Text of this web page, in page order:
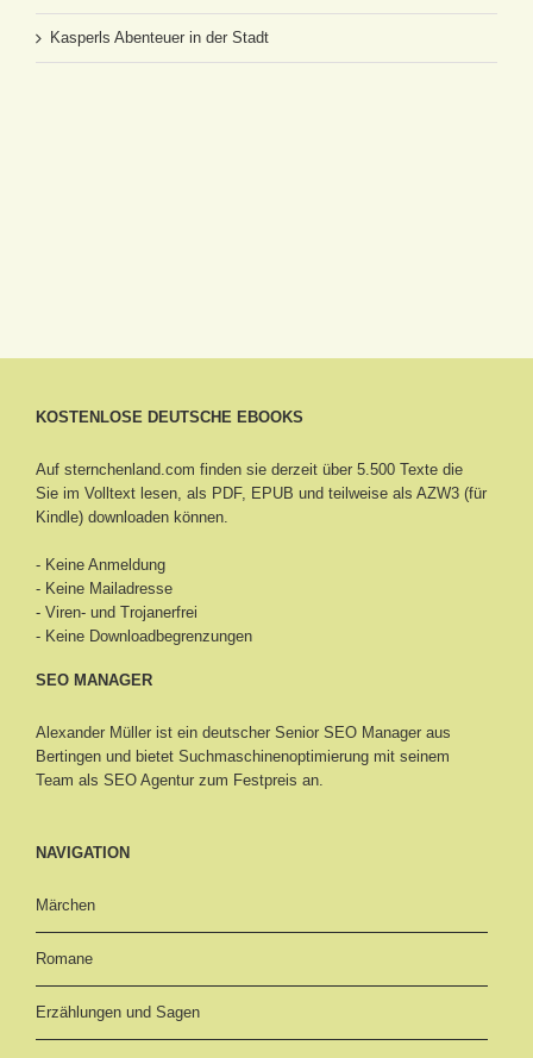
Kasperls Abenteuer in der Stadt
KOSTENLOSE DEUTSCHE EBOOKS
Auf sternchenland.com finden sie derzeit über 5.500 Texte die
Sie im Volltext lesen, als PDF, EPUB und teilweise als AZW3 (für
Kindle) downloaden können.
- Keine Anmeldung
- Keine Mailadresse
- Viren- und Trojanerfrei
- Keine Downloadbegrenzungen
SEO MANAGER
Alexander Müller ist ein deutscher Senior SEO Manager aus
Bertingen und bietet Suchmaschinenoptimierung mit seinem
Team als SEO Agentur zum Festpreis an.
NAVIGATION
Märchen
Romane
Erzählungen und Sagen